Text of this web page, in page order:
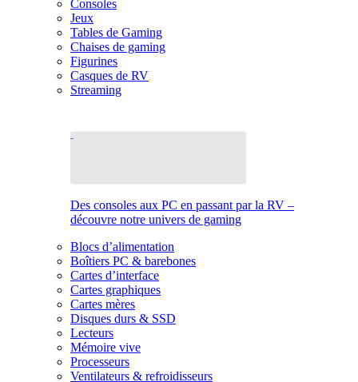
Consoles
Jeux
Tables de Gaming
Chaises de gaming
Figurines
Casques de RV
Streaming
Des consoles aux PC en passant par la RV –
découvre notre univers de gaming
Blocs d’alimentation
Boîtiers PC & barebones
Cartes d’interface
Cartes graphiques
Cartes mères
Disques durs & SSD
Lecteurs
Mémoire vive
Processeurs
Ventilateurs & refroidisseurs